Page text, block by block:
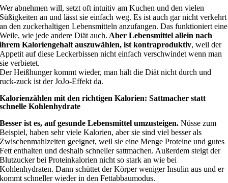
Wer abnehmen will, setzt oft intuitiv am Kuchen und den vielen
Süßigkeiten an und lässt sie einfach weg. Es ist auch gar nicht verkehrt
an den zuckerhaltigen Lebensmitteln anzufangen. Das funktioniert eine
Weile, wie jede andere Diät auch. Aber Lebensmittel allein nach
ihrem Kaloriengehalt auszuwählen, ist kontraproduktiv, weil der
Appetit auf diese Leckerbissen nicht einfach verschwindet wenn man
sie verbietet.
Der Heißhunger kommt wieder, man hält die Diät nicht durch und
ruck-zuck ist der JoJo-Effekt da.
Kalorienzählen mit den richtigen Kalorien: Sattmacher statt
schnelle Kohlenhydrate
Besser ist es, auf gesunde Lebensmittel umzusteigen. Nüsse zum
Beispiel, haben sehr viele Kalorien, aber sie sind viel besser als
Zwischenmahlzeiten geeignet, weil sie eine Menge Proteine und gutes
Fett enthalten und deshalb schneller sattmachen. Außerdem steigt der
Blutzucker bei Proteinkalorien nicht so stark an wie bei
Kohlenhydraten. Dann schüttet der Körper weniger Insulin aus und er
kommt schneller wieder in den Fettabbaumodus.